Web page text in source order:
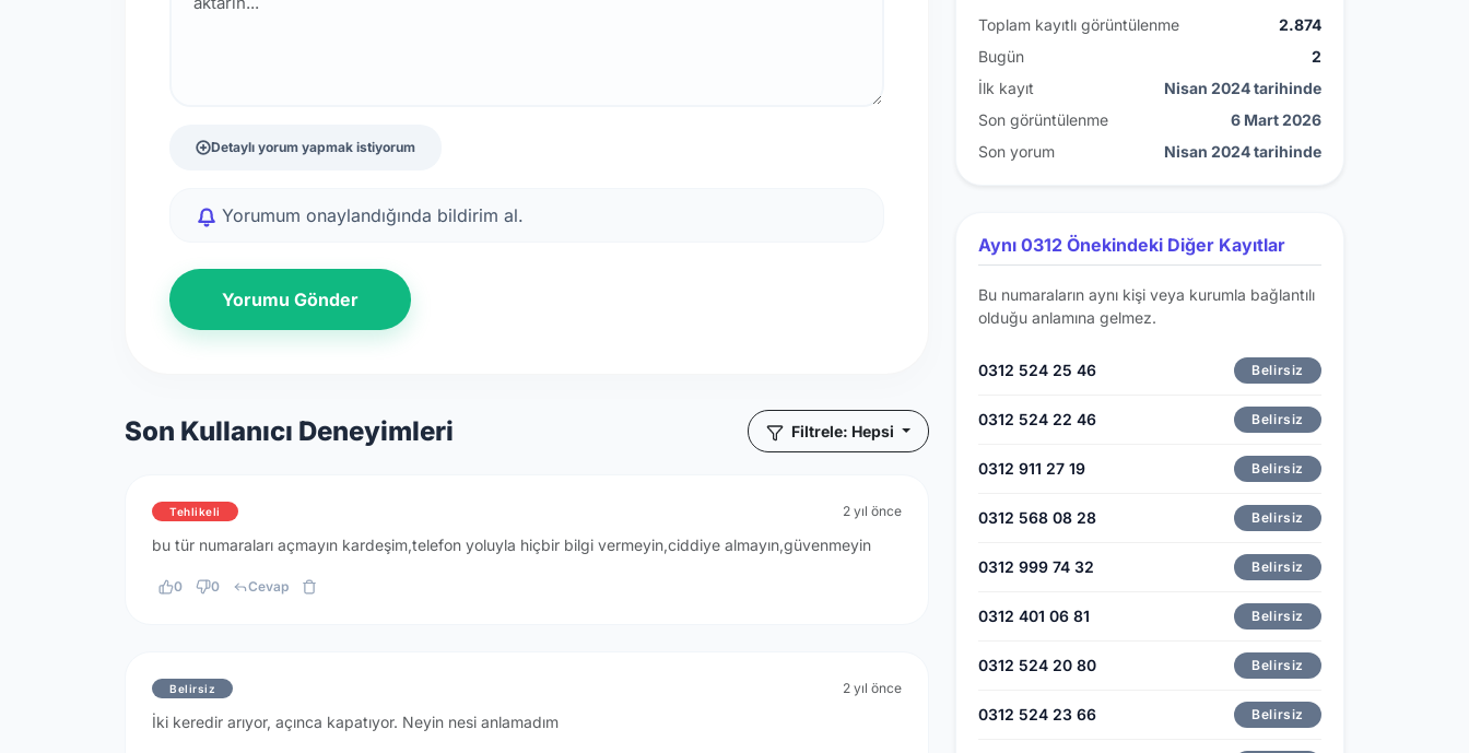
Detaylı yorum yapmak istiyorum
Yorumum onaylandığında bildirim al.
Yorumu Gönder
Son Kullanıcı Deneyimleri Filtrele: Hepsi
Tehlikeli 2 yıl önce
bu tür numaraları açmayın kardeşim,telefon yoluyla hiçbir bilgi vermeyin,ciddiye almayın,güvenmeyin
0 0 Cevap
Belirsiz 2 yıl önce
İki keredir arıyor, açınca kapatıyor. Neyin nesi anlamadım
Toplam kayıtlı görüntülenme
2.874
Bugün
2
İlk kayıt
Nisan 2024 tarihinde
Son görüntülenme
6 Mart 2026
Son yorum
Nisan 2024 tarihinde
Aynı 0312 Önekindeki Diğer Kayıtlar
Bu numaraların aynı kişi veya kurumla bağlantılı
olduğu anlamına gelmez.
0312 524 25 46 Belirsiz
0312 524 22 46 Belirsiz
0312 911 27 19 Belirsiz
0312 568 08 28 Belirsiz
0312 999 74 32 Belirsiz
0312 401 06 81 Belirsiz
0312 524 20 80 Belirsiz
0312 524 23 66 Belirsiz